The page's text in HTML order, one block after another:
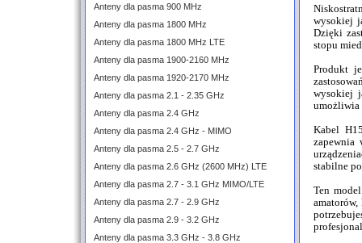
Anteny dla pasma 900 MHz
Anteny dla pasma 1800 MHz
Anteny dla pasma 1800 MHz LTE
Anteny dla pasma 1900-2160 MHz
Anteny dla pasma 1920-2170 MHz
Anteny dla pasma 2.1 - 2.35 GHz
Anteny dla pasma 2.4 GHz
Anteny dla pasma 2.4 GHz - MIMO
Anteny dla pasma 2.5 - 2.7 GHz
Anteny dla pasma 2.6 GHz (2600 MHz) LTE
Anteny dla pasma 2.7 - 3.1 GHz MIMO/LTE
Anteny dla pasma 2.7 - 2.9 GHz
Anteny dla pasma 2.9 - 3.2 GHz
Anteny dla pasma 3.3 GHz - 3.8 GHz
wysokiej
Dzięki
stopu
Produkt
wysokiej
umożliwia
Kabel
zapewnia
stabilne
Ten